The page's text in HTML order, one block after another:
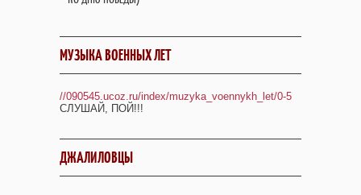
МУЗЫКА ВОЕННЫХ ЛЕТ
//090545.ucoz.ru/index/muzyka_voennykh_let/0-5
СЛУШАЙ, ПОЙ!!!
ДЖАЛИЛОВЦЫ